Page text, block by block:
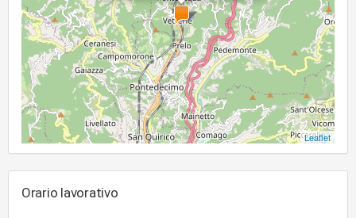
Leaflet
Orario lavorativo